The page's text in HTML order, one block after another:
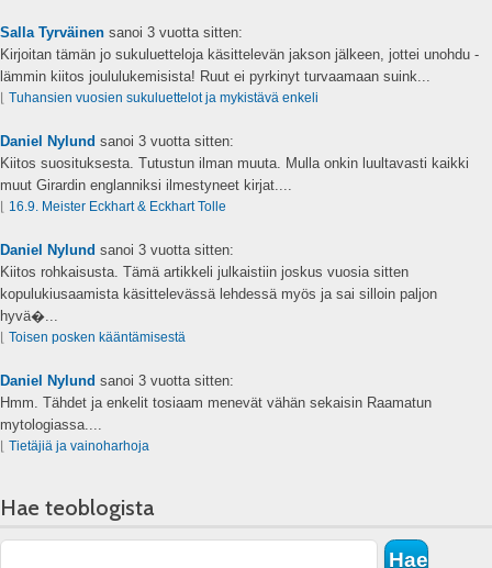
Salla Tyrväinen sanoi 3 vuotta sitten:
Kirjoitan tämän jo sukuluetteloja käsittelevän jakson jälkeen, jottei unohdu -
lämmin kiitos joululukemisista! Ruut ei pyrkinyt turvaamaan suink...
⌊ Tuhansien vuosien sukuluettelot ja mykistävä enkeli
Daniel Nylund sanoi 3 vuotta sitten:
Kiitos suosituksesta. Tutustun ilman muuta. Mulla onkin luultavasti kaikki
muut Girardin englanniksi ilmestyneet kirjat....
⌊ 16.9. Meister Eckhart & Eckhart Tolle
Daniel Nylund sanoi 3 vuotta sitten:
Kiitos rohkaisusta. Tämä artikkeli julkaistiin joskus vuosia sitten
kopulukiusaamista käsittelevässä lehdessä myös ja sai silloin paljon
hyvä�...
⌊ Toisen posken kääntämisestä
Daniel Nylund sanoi 3 vuotta sitten:
Hmm. Tähdet ja enkelit tosiaam menevät vähän sekaisin Raamatun
mytologiassa....
⌊ Tietäjiä ja vainoharhoja
Hae teoblogista